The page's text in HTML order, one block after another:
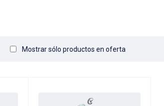
Mostrar sólo productos en oferta